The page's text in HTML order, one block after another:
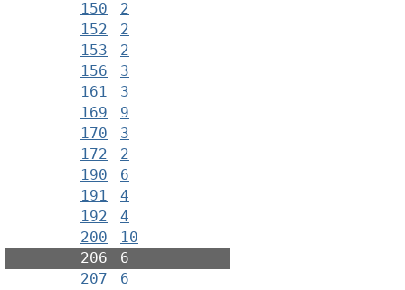
150
2
152
2
153
2
156
3
161
3
169
9
170
3
172
2
190
6
191
4
192
4
200
10
206
6
207
6